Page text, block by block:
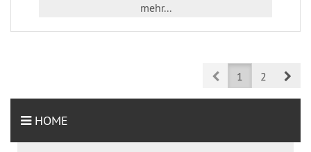
mehr...
Prev1 2
HOME